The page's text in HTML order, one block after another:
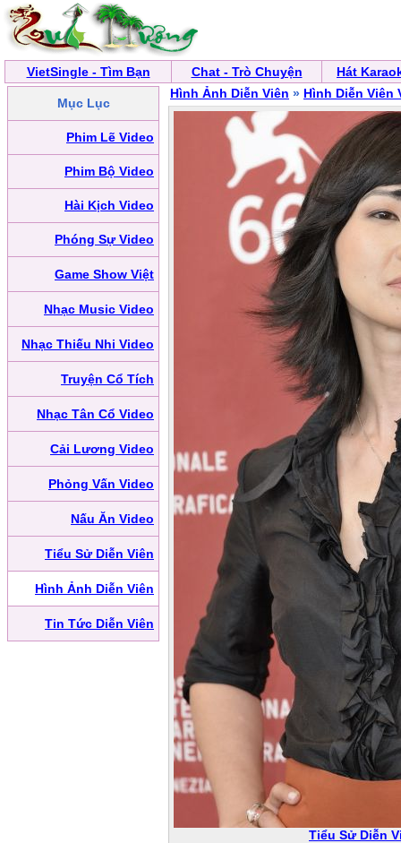
VietSingle - Tìm Bạn Chat - Trò Chuyện Hát
Mục Lục
Phim Lẽ Video
Phim Bộ Video
Hài Kịch Video
Phóng Sự Video
Game Show Việt
Nhạc Music Video
Nhạc Thiếu Nhi Video
Truyện Cổ Tích
Nhạc Tân Cổ Video
Cải Lương Video
Phỏng Vấn Video
Nấu Ăn Video
Tiểu Sử Diễn Viên
Hình Ảnh Diễn Viên
Tin Tức Diễn Viên
Hình Ảnh Diễn Viên » Hình Diễn Viên
Tiểu Sử Diễn